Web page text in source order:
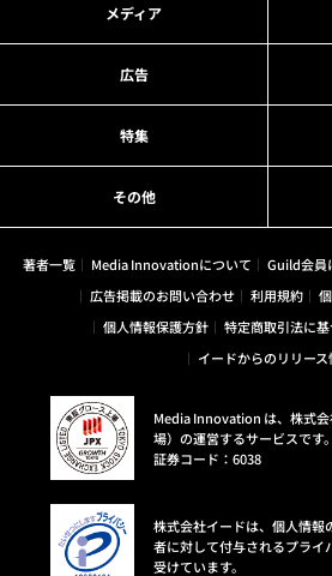
メディア
広告
特集
その他
著者一覧 Media Innovationについて Guild会員
広告掲載のお問い合わせ
利用規約
個人情報保護方針
特定商取引法に
イードからのリリー
Media Innovation は、株式
場）の運営するサービスです。
証券コード：6038
株式会社イードは、個人情報
者に対して付与されるプライ
受けています。